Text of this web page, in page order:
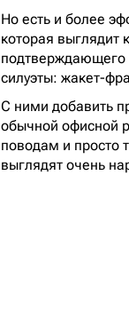
Но есть и более
которая
силуэты: жакет-
С ними добавить
обычной офисной
поводам и просто
выглядят очень